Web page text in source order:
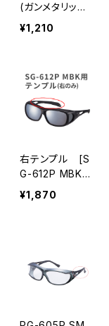
(ガンメタリック)
パーツ 左テンプ
¥1,210
右テンプル [S
G-612P MBK]
対応 パーツ 交
換用 [AXE アッ
¥1,870